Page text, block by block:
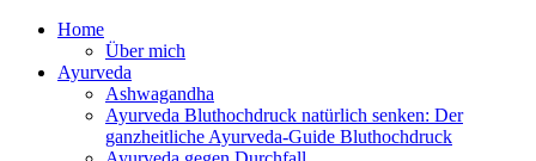
Home
Über mich
Ayurveda
Ashwagandha
Ayurveda Bluthochdruck natürlich senken: Der
ganzheitliche Ayurveda-Guide Bluthochdruck